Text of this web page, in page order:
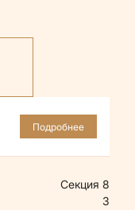
Подробнее
Секция 8
3